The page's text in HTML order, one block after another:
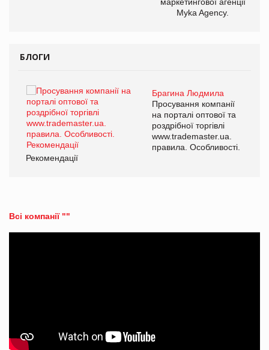
Myka Agency.
БЛОГИ
Брагина Людмила
Просування компанії
на порталі оптової та
роздрібної торгівлі
www.trademaster.ua.
правила. Особливості.
Рекомендації
Всі компанії ""